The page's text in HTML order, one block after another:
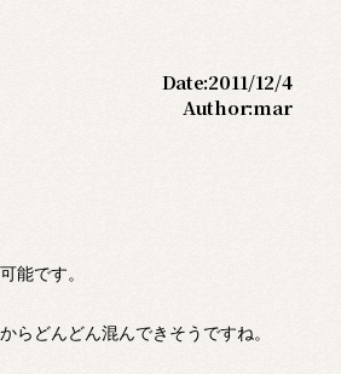
Date:2011/12/4
Author:mar
能です。
らどんどん混んできそうですね。